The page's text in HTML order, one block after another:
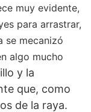
muy evidente,
para arrastrar,
se mecanizó
algo mucho
y la
que, como
de la raya.